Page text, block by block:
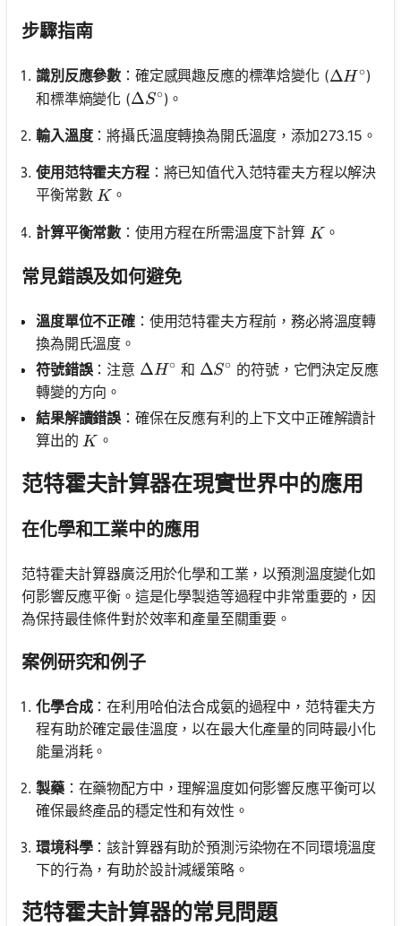
步驟指南
識別反應參數 ：確定感興趣反應的標準焓變化 (\Delta
ΔH∘)
和標準熵變化 (\Delta S^\circ
ΔS∘)。
輸入溫度：將攝氏溫度轉換為開氏溫度，添加273.15。
使用范特霍夫方程：將已知值代入范特霍夫方程以解決
平衡常數 K
K 。
計算平衡常數 ：使用方程在所需溫度下計算 K
K 。
常見錯誤及如何避免
溫度單位不正確：使用范特霍夫方程前，務必將溫度轉
換為開氏溫度。
符號錯誤：注意 \Delta H^\circ
ΔH∘ 和 \Delta S^\circ
ΔS∘ 的符號，它們決定反應
轉變的方向。
結果解讀錯誤 ：確保在反應有利的上下文中正確解讀計
算出的 K
K 。
范特霍夫計算器在現實世界中的應用
在化學和工業中的應用
范特霍夫計算器廣泛用於化學和工業，以預測溫度變化如
何影響反應平衡。這是化學製造等過程中非常重要的，因
為保持最佳條件對於效率和產量至關重要。
案例研究和例子
化學合成：在利用哈伯法合成氨的過程中，范特霍夫方
程有助於確定最佳溫度，以在最大化產量的同時最小化
能量消耗。
製藥：在藥物配方中，理解溫度如何影響反應平衡可以
確保最終產品的穩定性和有效性。
環境科學：該計算器有助於預測污染物在不同環境溫度
下的行為，有助於設計減緩策略。
范特霍夫計算器的常見問題